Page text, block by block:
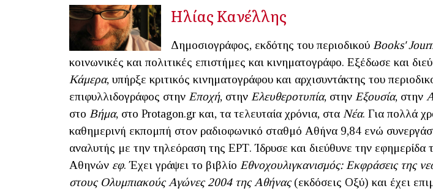
Ηλίας Κανέλλης
Δημοσιογράφος, εκδότης του περιοδικού Books'
κοινωνικές και πολιτικές επιστήμες και κινηματογράφο. Εξέδωσε και
Κάμερα, υπήρξε κριτικός κινηματογράφου και αρχισυντάκτης του
επιφυλλιδογράφος στην Εποχή, στην Ελευθεροτυπία, στην Εξουσία, στην
στο Βήμα, στο Protagon.gr και, τα τελευταία χρόνια, στα Νέα. Για πολλά
καθημερινή εκπομπή στον ραδιοφωνικό σταθμό Αθήνα 9,84 ενώ
αναλυτής με την τηλεόραση της ΕΡΤ. Ίδρυσε και διεύθυνε την εφημερίδα
Αθηνών εφ. Έχει γράψει το βιβλίο Εθνοχουλιγκανισμός: Εκφράσεις της
στους Ολυμπιακούς Αγώνες 2004 της Αθήνας(εκδόσεις Οξύ) και έχει